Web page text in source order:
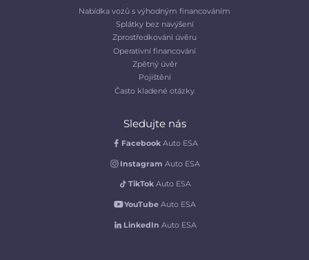
Nabídka vozů s výhodným financováním
Splátky bez navýšení
Zprostředkování úvěru
Operativní financování
Zpětný úvěr
Pojištění
Často kladené otázky
Sledujte nás
Facebook Auto ESA
Instagram Auto ESA
TikTok Auto ESA
YouTubeAuto ESA
LinkedIn Auto ESA